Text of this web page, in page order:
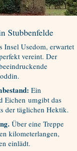
Stubbenfelde
Insel Usedom, erwartet
vereint. Der
Ein
Eichen umgibt das
der täglichen Hektik.
Über eine Treppe
kilometerlangen,
einlädt.